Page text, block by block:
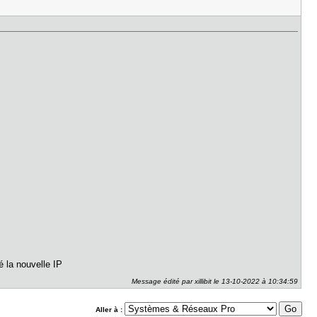
la nouvelle IP
Message édité par xillibit le 13-10-2022 à 10:34:59
Aller à :